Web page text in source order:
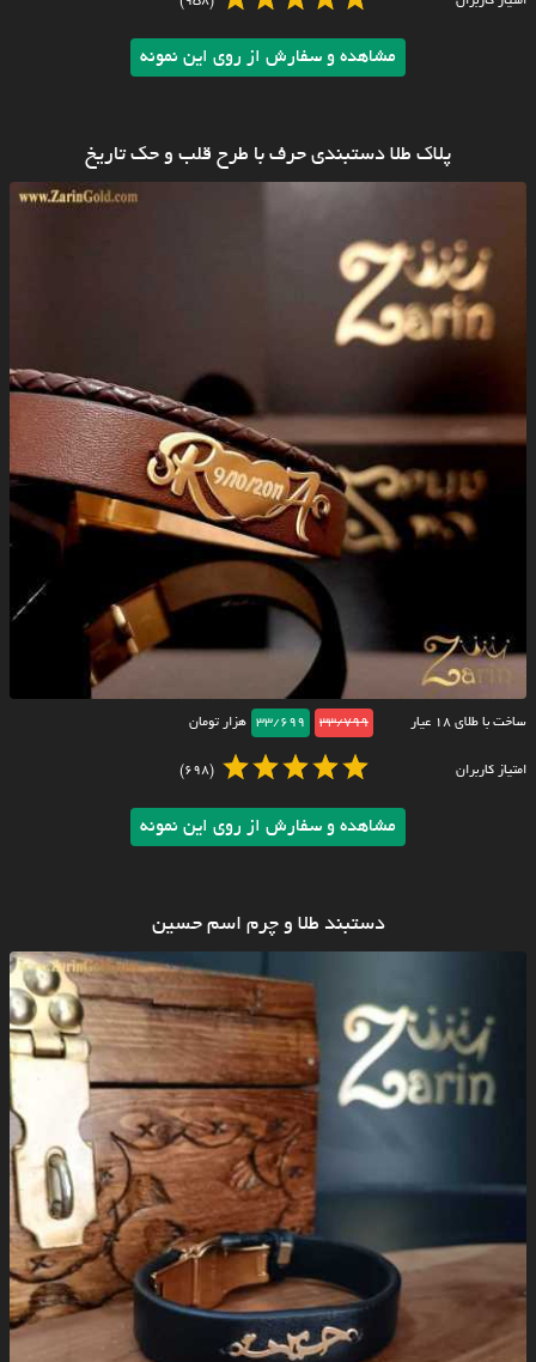
مشاهده و سفارش از روی این نمونه
پلاک طلا دستبندی حرف با طرح قلب و حک تاریخ
ساخت با طلای ۱۸ عیار 33/799
33/699 هزار تومان
امتیاز کاربران (698)
مشاهده و سفارش از روی این نمونه
دستبند طلا و چرم اسم حسین